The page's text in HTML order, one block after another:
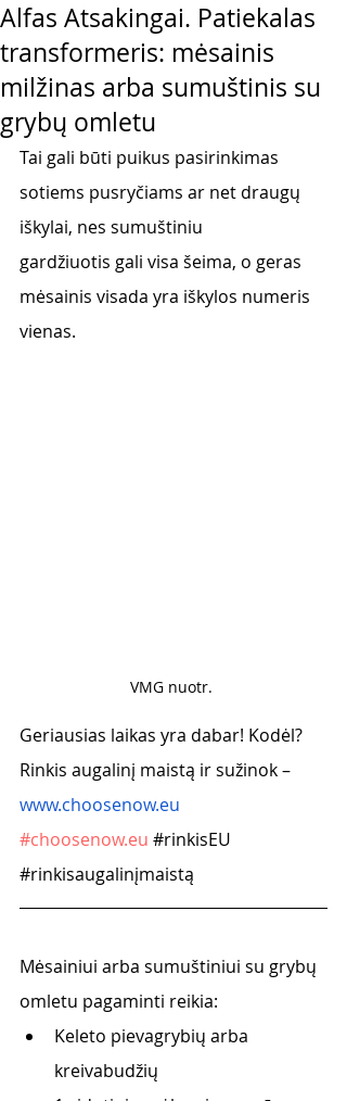
Alfas Atsakingai. Patiekalas
transformeris: mėsainis
milžinas arba sumuštinis su
grybų omletu
Tai gali būti puikus pasirinkimas
sotiems pusryčiams ar net draugų
iškylai, nes sumuštiniu
gardžiuotis gali visa šeima, o geras
mėsainis visada yra iškylos numeris
vienas.
VMG nuotr.
Geriausias laikas yra dabar! Kodėl?
Rinkis augalinį maistą ir sužinok –
www.choosenow.eu
#choosenow.eu #rinkisEU
#rinkisaugalinįmaistą
Mėsainiui arba sumuštiniui su grybų
omletu pagaminti reikia:
Keleto pievagrybių arba
kreivabudžių